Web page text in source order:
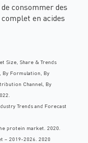
consommer des
en acides
Size, Share & Trends
By Formulation, By
Channel, By
Trends and Forecast
protein market. 2020.
– 2019-2026. 2020